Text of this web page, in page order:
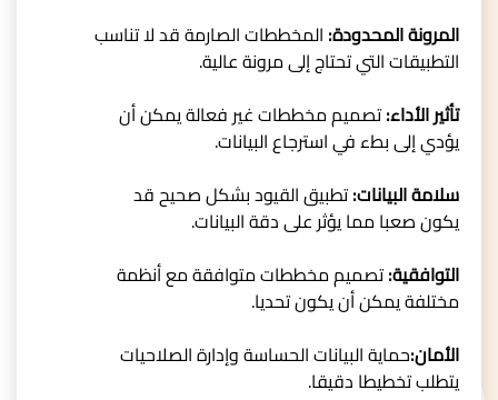
المرونة المحدودة: المخططات الصارمة قد لا تناسب
التطبيقات التي تحتاج إلى مرونة عالية.
تأثير الأداء:تصميم مخططات غير فعالة يمكن أن
يؤدي إلى بطء في استرجاع البيانات.
سلامة البيانات:تطبيق القيود بشكل صحيح قد
يكون صعبا مما يؤثر على دقة البيانات.
التوافقية:تصميم مخططات متوافقة مع أنظمة
مختلفة يمكن أن يكون تحديا.
الأمان:حماية البيانات الحساسة وإدارة الصلاحيات
يتطلب تخطيطا دقيقا.